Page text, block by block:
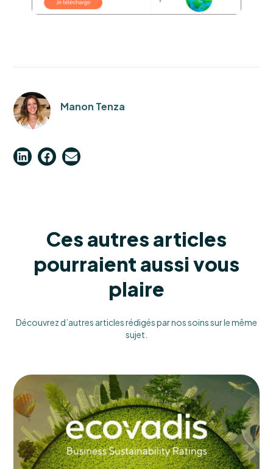
Manon Tenza
Ces autres articles
pourraient aussi vous
plaire
Découvrez d’autres articles rédigés par nos soins sur le même
sujet.